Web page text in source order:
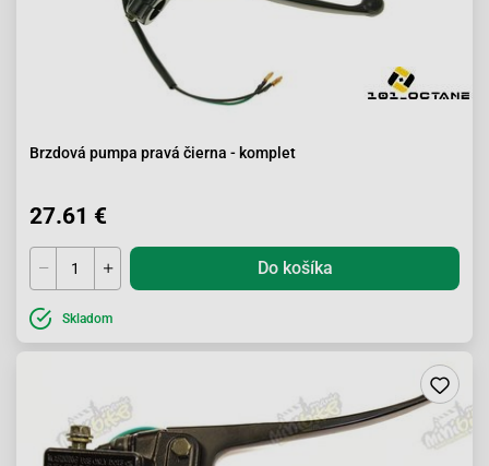
Brzdová pumpa pravá čierna - komplet
27.61 €
Do košíka
Skladom